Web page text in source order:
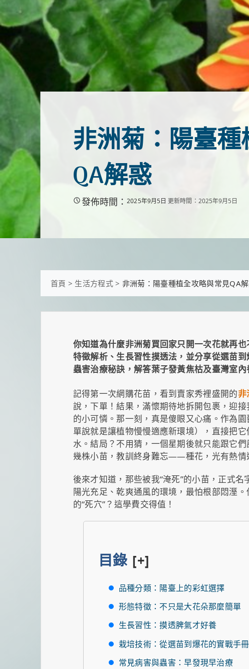
非洲菊：陽臺
QA解惑
發佈時間： 2025年9月5日 更新時間：2025年9月5日
首頁 > 生活方程式> 非洲菊：陽臺種植全攻略與常見QA
你知道為什麼非洲菊買回家只開一次花就再
特徵解析、生長習性摸透法，並分享從選苗
蟲害治療秘訣，解答葉子發黃焦枯及臺灣室
記得第一次網購花苗，看到賣家秀裡盛開的非
說，下單！結果，滿懷期待地拆開包裹，迎
的小可憐。那一刻，真是傻眼又心痛。作為
單說就是讓植物慢慢適應新環境），直接把
水。結局？不用猜，一個星期後就只能跟它們
幾株小苗，教訓終身難忘——種花，光有熱情
後來才知道，那些被我“淹死”的小苗，正式名
陽光充足、乾爽通風的環境，最怕根部悶溼
的“死穴”？這學費交得值！
目錄 [+]
品種分類：陽臺上的彩虹選擇
形態特徵：不只是大花朵那麼簡單
生長習性：摸透脾氣才好養
栽培技術：從選苗到爆花的實戰手冊
常見病害與蟲害：早發現早治療